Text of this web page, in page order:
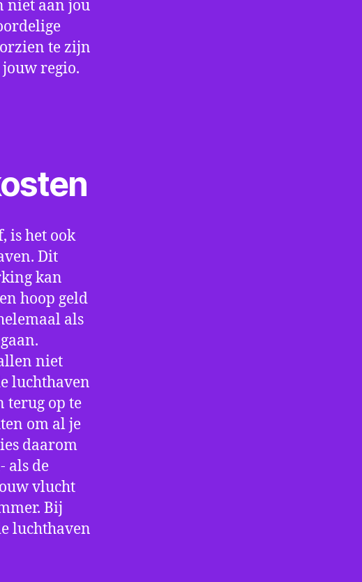
niet aan jou
te zijn
regio.
is het ook
Dit
kan
hoop geld
als
niet
luchthaven
terug op te
om al je
daarom
als de
vlucht
Bij
luchthaven